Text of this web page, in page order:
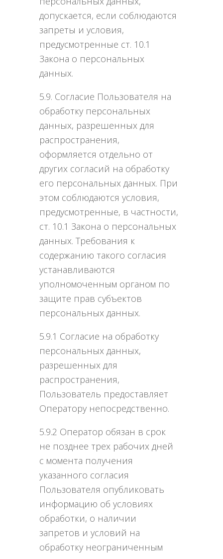
допускается, если соблюдаются
запреты и условия,
предусмотренные ст. 10.1
Закона о персональных
данных.
5.9. Согласие Пользователя на
обработку персональных
данных, разрешенных для
распространения,
оформляется отдельно от
других согласий на обработку
его персональных данных. При
этом соблюдаются условия,
предусмотренные, в частности,
ст. 10.1 Закона о персональных
данных. Требования к
содержанию такого согласия
устанавливаются
уполномоченным органом по
защите прав субъектов
персональных данных.
5.9.1 Согласие на обработку
персональных данных,
разрешенных для
распространения,
Пользователь предоставляет
Оператору непосредственно.
5.9.2 Оператор обязан в срок
не позднее трех рабочих дней
с момента получения
указанного согласия
Пользователя опубликовать
информацию об условиях
обработки, о наличии
запретов и условий на
обработку неограниченным